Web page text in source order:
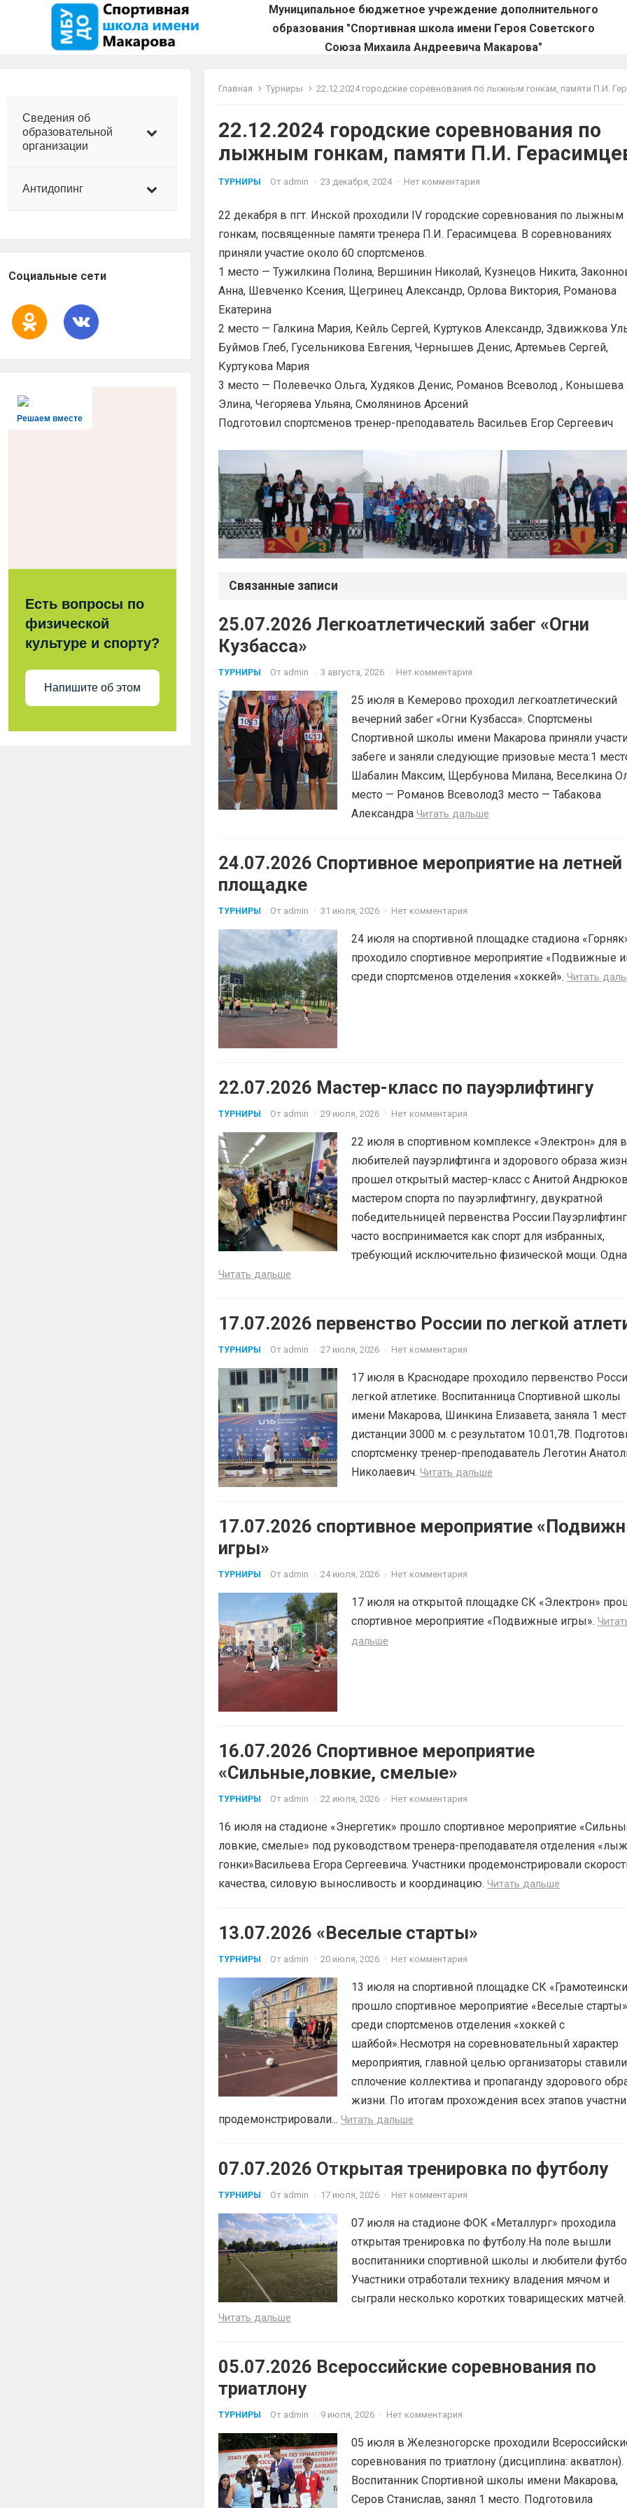
Муниципальное бюджетное учреждение дополнительного
образования "Спортивная школа имени Героя Советского
Союза Михаила Андреевича Макарова"
Сведения об
образовательной
организации
Антидопинг
Социальные сети
Решаем вместе
Есть вопросы по
физической
культуре и спорту?
Напишите об этом
Главная Турниры 22.12.2024 городские соревнования по лыжным гонкам, памяти П.И.
22.12.2024 городские соревнования по
лыжным гонкам, памяти П.И.
ТУРНИРЫ От admin · 23 декабря, 2024 · Нет комментария
22 декабря в пгт. Инской проходили IV городские соревнования по лыжным
гонкам, посвященные памяти тренера П.И. Герасимцева. В соревнованиях
приняли участие около 60 спортсменов.
1 место — Тужилкина Полина, Вершинин Николай, Кузнецов Никита,
Анна, Шевченко Ксения, Щегринец Александр, Орлова Виктория, Романова
Екатерина
2 место — Галкина Мария, Кейль Сергей, Куртуков Александр, Здвижкова
Буймов Глеб, Гусельникова Евгения, Чернышев Денис, Артемьев Сергей,
Куртукова Мария
3 место — Полевечко Ольга, Худяков Денис, Романов Всеволод , Конышева
Элина, Чегоряева Ульяна, Смолянинов Арсений
Подготовил спортсменов тренер-преподаватель Васильев Егор Сергеевич
Связанные записи
25.07.2026 Легкоатлетический забег «Огни
Кузбасса»
ТУРНИРЫ От admin · 3 августа, 2026 · Нет комментария
25 июля в Кемерово проходил легкоатлетический
вечерний забег «Огни Кузбасса». Спортсмены
Спортивной школы имени Макарова приняли
забеге и заняли следующие призовые места:1
Шабалин Максим, Щербунова Милана, Веселкина
место — Романов Всеволод3 место — Табакова
Александра Читать дальше
24.07.2026 Спортивное мероприятие на летней
площадке
ТУРНИРЫ От admin · 31 июля, 2026 · Нет комментария
24 июля на спортивной площадке стадиона
проходило спортивное мероприятие «Подвижные
среди спортсменов отделения «хоккей». Читать
22.07.2026 Мастер-класс по пауэрлифтингу
ТУРНИРЫ От admin · 29 июля, 2026 · Нет комментария
22 июля в спортивном комплексе «Электрон» для
любителей пауэрлифтинга и здорового образа
прошел открытый мастер-класс с Анитой
мастером спорта по пауэрлифтингу, двукратной
победительницей первенства России.Пауэрлифтинг
часто воспринимается как спорт для избранных,
требующий исключительно физической мощи.
Читать дальше
17.07.2026 первенство России по легкой
ТУРНИРЫ От admin · 27 июля, 2026 · Нет комментария
17 июля в Краснодаре проходило первенство
легкой атлетике. Воспитанница Спортивной школы
имени Макарова, Шинкина Елизавета, заняла 1
дистанции 3000 м. с результатом 10.01,78.
спортсменку тренер-преподаватель Леготин
Николаевич. Читать дальше
17.07.2026 спортивное мероприятие
игры»
ТУРНИРЫ От admin · 24 июля, 2026 · Нет комментария
17 июля на открытой площадке СК «Электрон»
спортивное мероприятие «Подвижные игры».
дальше
16.07.2026 Спортивное мероприятие
«Сильные,ловкие, смелые»
ТУРНИРЫ От admin · 22 июля, 2026 · Нет комментария
16 июля на стадионе «Энергетик» прошло спортивное мероприятие
ловкие, смелые» под руководством тренера-преподавателя отделения
гонки»Васильева Егора Сергеевича. Участники продемонстрировали
качества, силовую выносливость и координацию. Читать дальше
13.07.2026 «Веселые старты»
ТУРНИРЫ От admin · 20 июля, 2026 · Нет комментария
13 июля на спортивной площадке СК
прошло спортивное мероприятие «Веселые старты»
среди спортсменов отделения «хоккей с
шайбой».Несмотря на соревновательный характер
мероприятия, главной целью организаторы ставили
сплочение коллектива и пропаганду здорового
жизни. По итогам прохождения всех этапов
продемонстрировали... Читать дальше
07.07.2026 Открытая тренировка по футболу
ТУРНИРЫ От admin · 17 июля, 2026 · Нет комментария
07 июля на стадионе ФОК «Металлург» проходила
открытая тренировка по футболу.На поле вышли
воспитанники спортивной школы и любители
Участники отработали технику владения мячом и
сыграли несколько коротких товарищеских матчей.
Читать дальше
05.07.2026 Всероссийские соревнования по
триатлону
ТУРНИРЫ От admin · 9 июля, 2026 · Нет комментария
05 июля в Железногорске проходили
соревнования по триатлону (дисциплина: акватлон).
Воспитанник Спортивной школы имени Макарова,
Серов Станислав, занял 1 место. Подготовила